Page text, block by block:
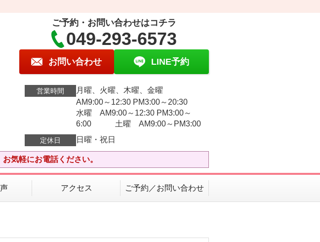
ご予約・お問い合わせはコチラ
049-293-6573
お問い合わせ LINE予約
営業時間
月曜、火曜、木曜、金曜
AM9:00～12:30 PM3:00～20:30
水曜 AM9:00～12:30 PM3:00～
6:00 土曜 AM9:00～PM3:00
定休日 日曜・祝日
気軽にお電話ください。
アクセス ご予約／お問い合わせ